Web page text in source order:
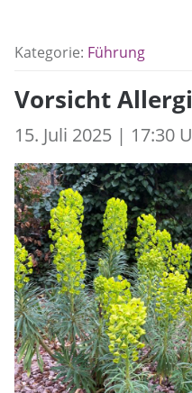
Kategorie: Führung
Vorsicht
15. Juli 2025 | 17:30